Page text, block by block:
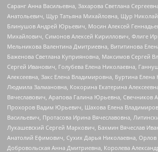
Саранг Анна Васильевна, Захарова Светлана
Анатольевич, Щур Татьяна Михайловна, Щур Николай
Блинушов Андрей Юрьевич, Мосин Алексей
Михайлович, Симонов Алексей Кириллович, Флиге
Мельникова Валентина Дмитриевна, Вититинова
Баженова Светлана Куприяновна, Максимов Сергей
Сергей Иванович, Голубева Елена Николаевна,
Алексеевна, Закс Елена Владимировна, Буртина
Людмила Залмановна, Кокорина Екатерина
Вячеславович, Арапова Галина Юрьевна, Свечников
Прохоров Вадим Юрьевич, Шахова Елена
Васильевич, Протасова Ирина Вячеславовна,
Лукашевский Сергей Маркович, Бахмин Вячеслав
Анатолий Ефимович, Сухих Дарья Николаевна, Орлов
Добровольская Анна Дмитриевна, Королева